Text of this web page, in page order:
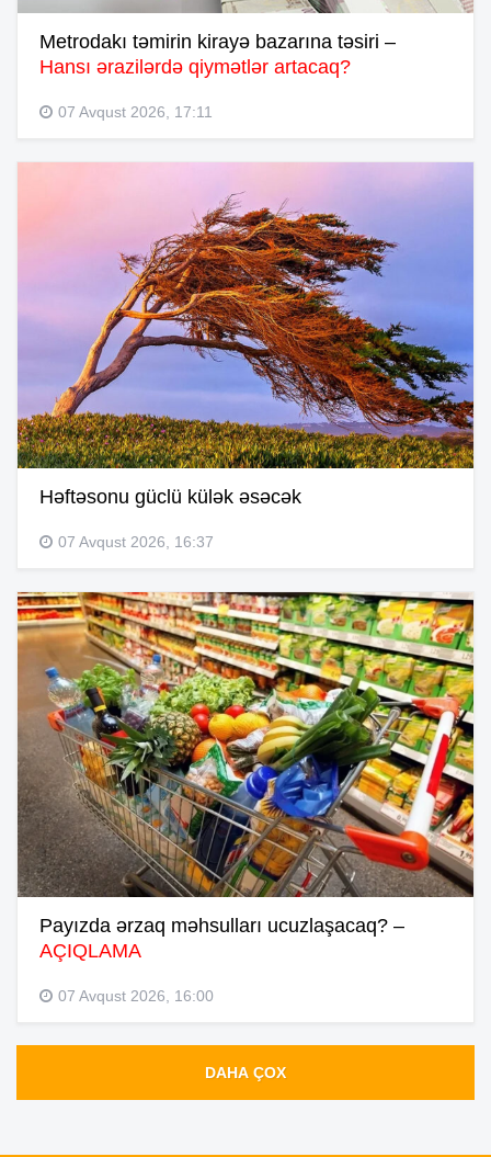
Metrodakı təmirin kirayə bazarına təsiri –
Hansı ərazilərdə qiymətlər artacaq?
07 Avqust 2026, 17:11
Həftəsonu güclü külək əsəcək
07 Avqust 2026, 16:37
Payızda ərzaq məhsulları ucuzlaşacaq? –
AÇIQLAMA
07 Avqust 2026, 16:00
DAHA ÇOX